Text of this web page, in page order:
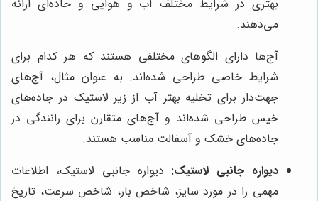
بهتری در شرایط مختلف آب و هوایی و جاده‌ای ارائه
می‌دهند.
آج‌ها دارای الگوهای مختلفی هستند که هر کدام برای
شرایط خاصی طراحی شده‌اند. به عنوان مثال، آج‌های
جهت‌دار برای تخلیه بهتر آب از زیر لاستیک در جاده‌های
خیس طراحی شده‌اند و آج‌های متقارن برای رانندگی در
جاده‌های خشک و آسفالت مناسب هستند.
دیواره جانبی لاستیک: دیواره جانبی لاستیک، اطلاعات
مهمی را در مورد سایز، شاخص بار، شاخص سرعت، تاریخ